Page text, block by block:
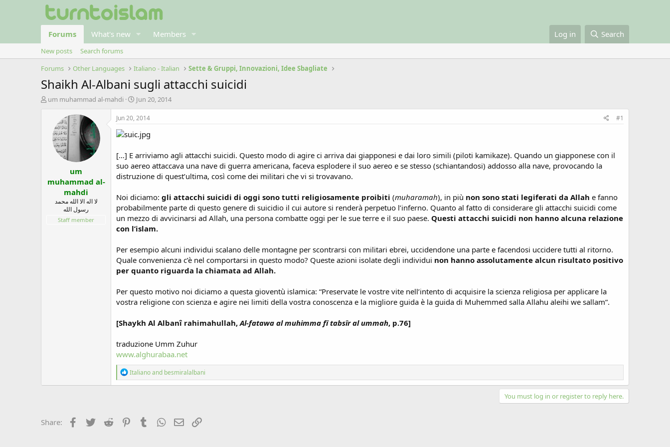
Forums What's new Members Log in Search
New posts
Search forums
Forums
Other Languages Italiano - Italian Sette & Gruppi, Innovazioni, Idee Sbagliate
Shaikh Al-Albani sugli attacchi suicidi
T
r
um muhammad al-mahdi
S
t
a
t
a
e
Jun 20, 2014
um
muhammad al-
mahdi
لا اله الا الله محمد
رسول الله
Staff member
Jun 20, 2014 #1
[…] E arriviamo agli attacchi suicidi. Questo modo di agire ci arriva dai giapponesi e dai loro simili (piloti kamikaze). Quando un giapponese con il
suo aereo attaccava una nave di guerra americana, faceva esplodere il suo aereo e se stesso (schiantandosi) addosso alla nave, provocando la
distruzione di quest’ultima, così come dei militari che vi si trovavano.
Noi diciamo: gli attacchi suicidi di oggi sono tutti religiosamente proibiti (muharamah), in più non sono stati legiferati da Allah e fanno
probabilmente parte di questo genere di suicidio il cui autore si renderà perpetuo l’inferno. Quanto al fatto di considerare gli attacchi suicidi come
un mezzo di avvicinarsi ad Allah, una persona combatte oggi per le sue terre e il suo paese. Questi attacchi suicidi non hanno alcuna relazione
con l’islam.
Per esempio alcuni individui scalano delle montagne per scontrarsi con militari ebrei, uccidendone una parte e facendosi uccidere tutti al ritorno.
Quale convenienza c’è nel comportarsi in questo modo? Queste azioni isolate degli individui non hanno assolutamente alcun risultato positivo
per quanto riguarda la chiamata ad Allah.
Per questo motivo noi diciamo a questa gioventù islamica: “Preservate le vostre vite nell’intento di acquisire la scienza religiosa per applicare la
vostra religione con scienza e agire nei limiti della vostra conoscenza e la migliore guida è la guida di Muhemmed salla Allahu aleihi we sallam”.
[Shaykh Al Albanî rahimahullah,Al-fatawa al muhimma fî tabsîr al ummah, p.76]
traduzione Umm Zuhur
www.alghurabaa.net
R
e
a
o
Italianoand besmiralalbani
You must log in or register to reply here.
Share: Facebook
Twitter Reddit PinterestTumblrWhatsApp
Email